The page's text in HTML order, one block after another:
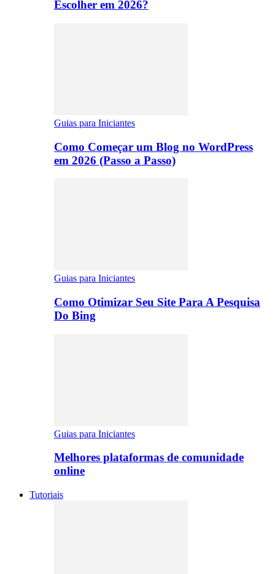
Escolher em 2026?
Guias para Iniciantes
Como Começar um Blog no WordPress
em 2026 (Passo a Passo)
Guias para Iniciantes
Como Otimizar Seu Site Para A Pesquisa
Do Bing
Guias para Iniciantes
Melhores plataformas de comunidade
online
Tutoriais